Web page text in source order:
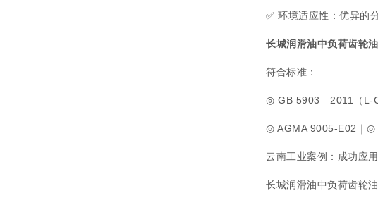
✅ 环境适应性：优异的
长城润滑油中负荷齿轮
符合标准：
◎ GB 5903—2011（L-
◎ AGMA 9005-E02｜◎
云南工业案例：成功应
长城润滑油中负荷齿轮